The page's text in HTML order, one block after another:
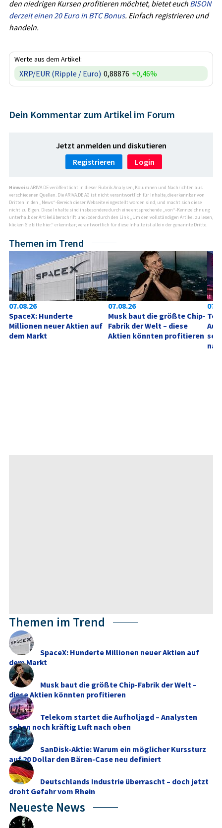
den niedrigen Kursen profitieren möchtet, bietet euch BISON
derzeit einen 20 Euro in BTC Bonus. Einfach registrieren und
handeln.
Werte aus dem Artikel:
XRP/EUR (Ripple / Euro) 0,88876 +0,46%
Dein Kommentar zum Artikel im Forum
Jetzt anmelden und diskutieren
Registrieren
Login
Hinweis:ARIVA.DE veröffentlicht in dieser Rubrik Analysen, Kolumnen und Nachrichten aus
verschiedenen Quellen. Die ARIVA.DE AG ist nicht verantwortlich für Inhalte, die erkennbar von
Dritten in den „News“-Bereich dieser Webseite eingestellt worden sind, und macht sich diese
nicht zu Eigen. Diese Inhalte sind insbesondere durch eine entsprechende „von“-Kennzeichnung
unterhalb der Artikelüberschrift und/oder durch den Link „Um den vollständigen Artikel zu lesen,
klicken Sie bitte hier.“ erkennbar; verantwortlich für diese Inhalte ist allein der genannte Dritte.
Themen im Trend
07.08.26
SpaceX: Hunderte
Millionen neuer Aktien auf
dem Markt
07.08.26
Musk baut die größte Chip-
Fabrik der Welt – diese
Aktien könnten profitieren
Themen im Trend
SpaceX: Hunderte Millionen neuer Aktien auf
dem Markt
Musk baut die größte Chip-Fabrik der Welt –
diese Aktien könnten profitieren
Telekom startet die Aufholjagd – Analysten
sehen noch kräftig Luft nach oben
SanDisk-Aktie: Warum ein möglicher Kurssturz
auf 20 Dollar den Bären-Case neu definiert
Deutschlands Industrie überrascht – doch jetzt
droht Gefahr vom Rhein
Neueste News